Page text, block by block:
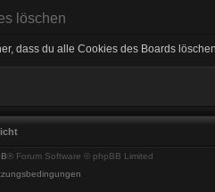
löschen
dass du alle Cookies des Boards
® Forum Software © phpBB Limited